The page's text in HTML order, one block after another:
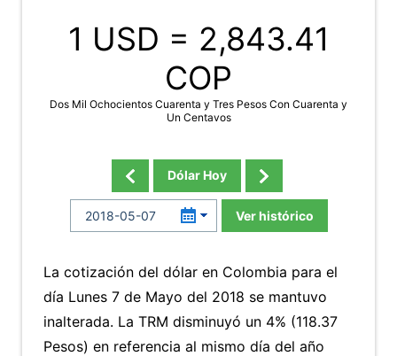
1 USD = 2,843.41
COP
Dos Mil Ochocientos Cuarenta y Tres Pesos Con Cuarenta y
Un Centavos
Dólar Hoy
Ver histórico
La cotización del dólar en Colombia para el
día Lunes 7 de Mayo del 2018 se mantuvo
inalterada. La TRM disminuyó un 4% (118.37
Pesos) en referencia al mismo día del año